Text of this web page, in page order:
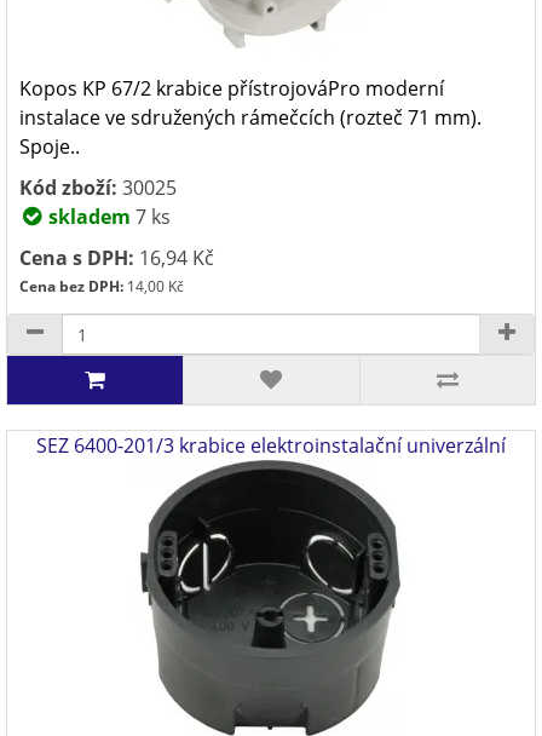
Kopos KP 67/2 krabice přístrojováPro moderní
instalace ve sdružených rámečcích (rozteč 71 mm).
Spoje..
Kód zboží: 30025
skladem 7 ks
Cena s DPH: 16,94 Kč
Cena bez DPH: 14,00 Kč
SEZ 6400-201/3 krabice elektroinstalační univerzální